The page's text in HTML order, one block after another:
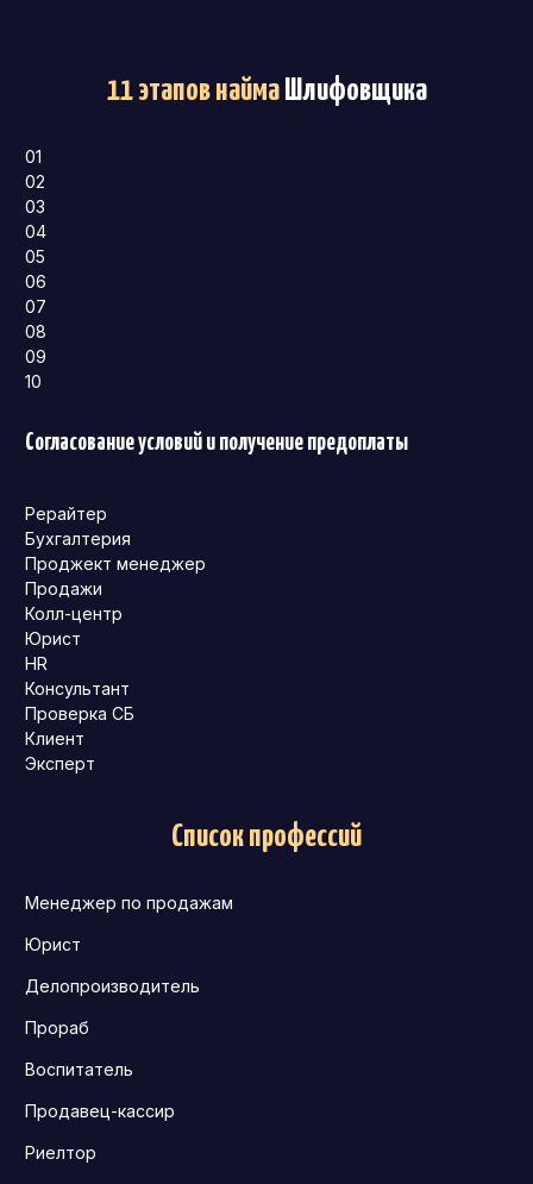
11 этапов наймаШлифовщика
01
02
03
04
05
06
07
08
09
10
Согласование условий и получение предоплаты
Рерайтер
Бухгалтерия
Проджект менеджер
Продажи
Колл-центр
Юрист
HR
Консультант
Проверка СБ
Клиент
Эксперт
Список профессий
Менеджер по продажам
Юрист
Делопроизводитель
Прораб
Воспитатель
Продавец-кассир
Риелтор